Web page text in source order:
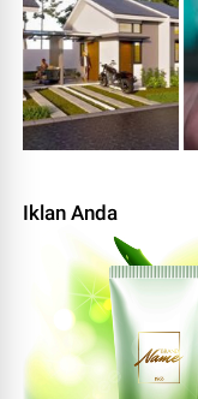
Iklan Anda